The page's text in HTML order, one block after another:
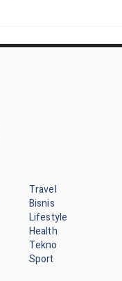
Travel
Bisnis
Lifestyle
Health
Tekno
Sport